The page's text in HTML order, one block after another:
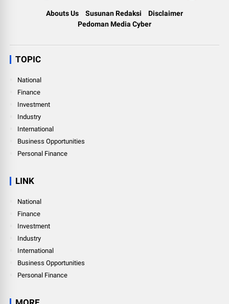
Abouts Us Susunan Redaksi
Disclaimer
Pedoman Media Cyber
TOPIC
National
Finance
Investment
Industry
International
Business Opportunities
Personal Finance
LINK
National
Finance
Investment
Industry
International
Business Opportunities
Personal Finance